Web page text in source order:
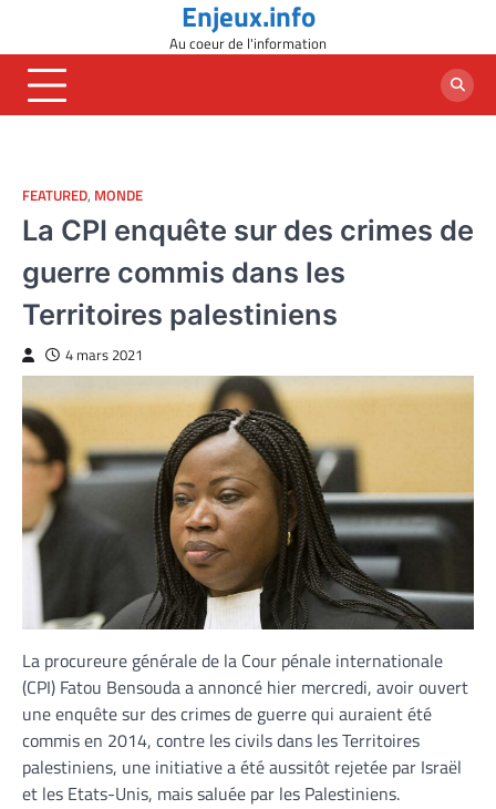
content
Enjeux.info
Au coeur de l'information
FEATURED, MONDE
La CPI enquête sur des crimes de
guerre commis dans les
Territoires palestiniens
4 mars 2021
La procureure générale de la Cour pénale internationale
(CPI) Fatou Bensouda a annoncé hier mercredi, avoir ouvert
une enquête sur des crimes de guerre qui auraient été
commis en 2014, contre les civils dans les Territoires
palestiniens, une initiative a été aussitôt rejetée par Israël
et les Etats-Unis, mais saluée par les Palestiniens.